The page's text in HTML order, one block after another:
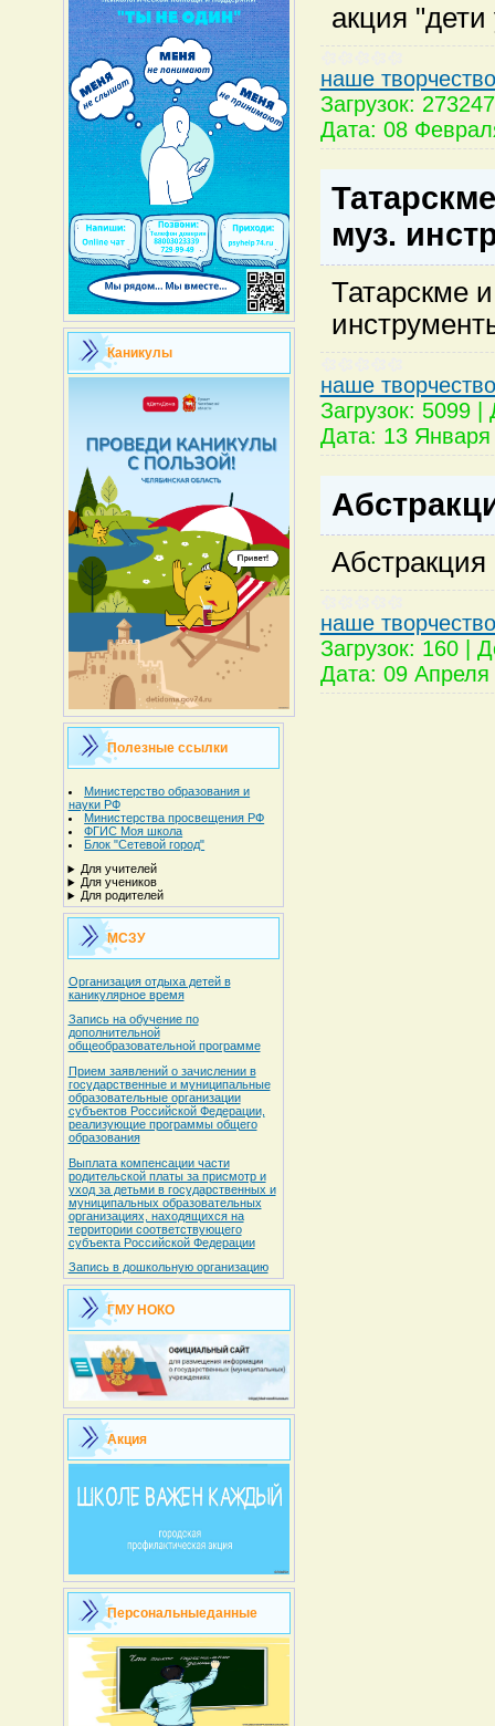
Каникулы
Полезные ссылки
Министерство образования и
науки РФ
Министерства просвещения РФ
ФГИС Моя школа
Блок "Сетевой город"
Для учителей
Для учеников
Для родителей
МСЗУ
Организация отдыха детей в
каникулярное время
Запись на обучение по
дополнительной
общеобразовательной программе
Прием заявлений о зачислении в
государственные и муниципальные
образовательные организации
субъектов Российской Федерации,
реализующие программы общего
образования
Выплата компенсации части
родительской платы за присмотр и
уход за детьми в государственных и
муниципальных образовательных
организациях, находящихся на
территории соответствующего
субъекта Российской Федерации
Запись в дошкольную организацию
ГМУ НОКО
Акция
Персональныеданные
акция "дети
наше творчество
Загрузок: 273247
Дата: 08
муз.
Татарскме
наше творчество
Загрузок: 5099|
Дата: 13 Января
Абстракция
наше творчество
Загрузок: 160|
Дата: 09 Апреля